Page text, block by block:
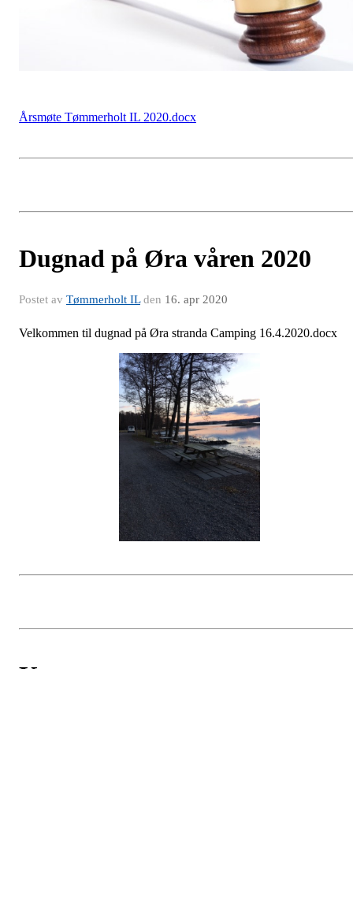
Årsmøte Tømmerholt IL 2020.docx
Dugnad på Øra våren 2020
Postet av Tømmerholt ILden 16. apr 2020
Velkommen til dugnad på Øra stranda Camping 16.4.2020.docx
Korona